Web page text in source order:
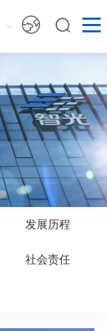
发展历程
社会责任